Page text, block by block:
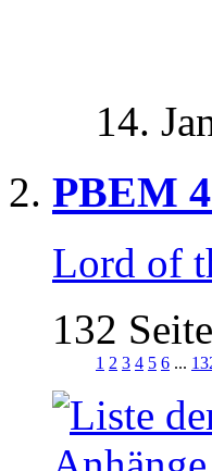
14.
PBEM
Lord of
132
1 2 3 4 5 6 ...